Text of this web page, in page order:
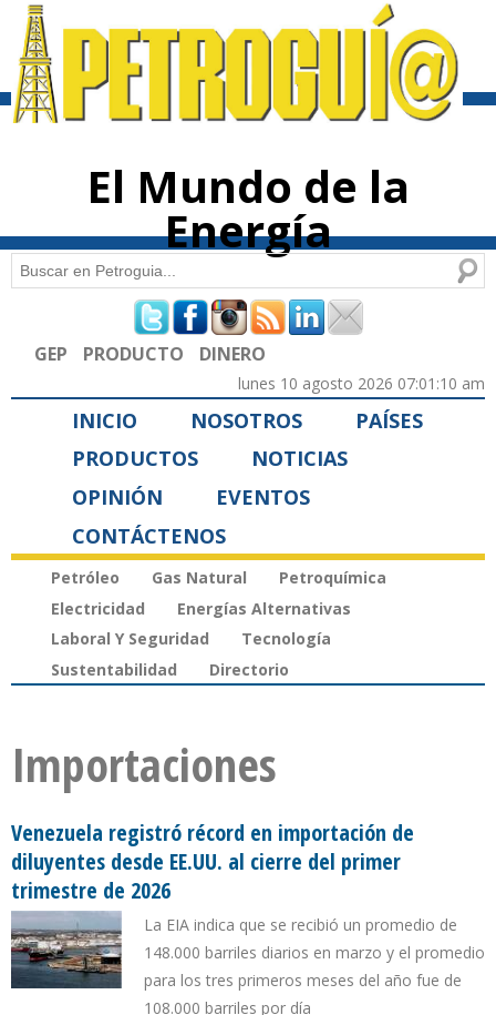
contenido
El Mundo de la
Energía
Formulario de búsqueda
Buscar
GEP PRODUCTO DINERO
lunes 10 agosto 2026 07:01:10 am
INICIO NOSOTROS
PAÍSES
PRODUCTOS
NOTICIAS
OPINIÓN
EVENTOS
CONTÁCTENOS
Petróleo Gas Natural
Petroquímica
Electricidad
Energías Alternativas
Laboral Y Seguridad
Tecnología
Sustentabilidad
Directorio
Importaciones
Venezuela registró récord en importación de
diluyentes desde EE.UU. al cierre del primer
trimestre de 2026
La EIA indica que se recibió un promedio de
148.000 barriles diarios en marzo y el promedio
para los tres primeros meses del año fue de
108.000 barriles por día